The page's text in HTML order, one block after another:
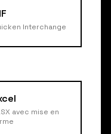
Interchange
avec mise en